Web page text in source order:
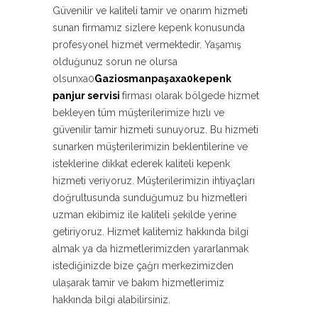
Güvenilir ve kaliteli tamir ve onarım hizmeti
sunan firmamız sizlere kepenk konusunda
profesyonel hizmet vermektedir. Yaşamış
olduğunuz sorun ne olursa
olsunxa0Gaziosmanpaşaxa0kepenk
panjur servisi firması olarak bölgede hizmet
bekleyen tüm müşterilerimize hızlı ve
güvenilir tamir hizmeti sunuyoruz. Bu hizmeti
sunarken müşterilerimizin beklentilerine ve
isteklerine dikkat ederek kaliteli kepenk
hizmeti veriyoruz. Müşterilerimizin ihtiyaçları
doğrultusunda sunduğumuz bu hizmetleri
uzman ekibimiz ile kaliteli şekilde yerine
getiriyoruz. Hizmet kalitemiz hakkında bilgi
almak ya da hizmetlerimizden yararlanmak
istediğinizde bize çağrı merkezimizden
ulaşarak tamir ve bakım hizmetlerimiz
hakkında bilgi alabilirsiniz.